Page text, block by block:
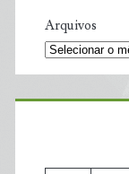
Arquivos